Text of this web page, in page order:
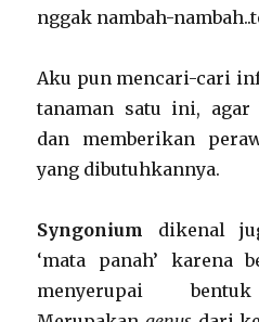
nggak nambah-
Aku pun mencari-cari
tanaman satu ini, agar
dan memberikan
yang dibutuhkannya.
Syngonium dikenal
‘mata panah’ karena
menyerupai